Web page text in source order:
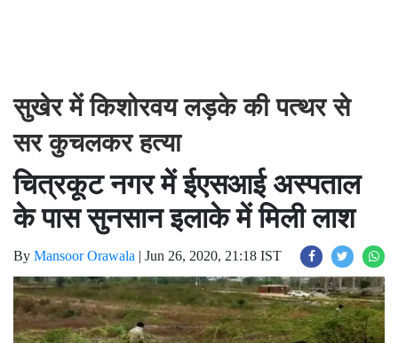
सुखेर में किशोरवय लड़के की पत्थर से
सर कुचलकर हत्या
चित्रकूट नगर में ईएसआई अस्पताल
के पास सुनसान इलाके में मिली लाश
By Mansoor Orawala | Jun 26, 2020, 21:18 IST